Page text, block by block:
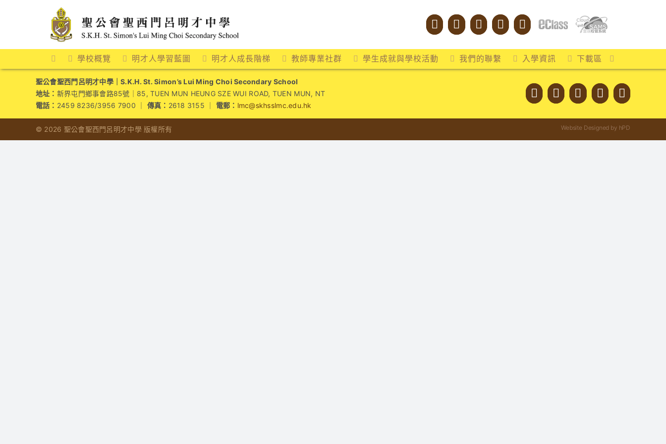
學校概覽 明才人學習藍圖 明才人成長階梯 教師專業社群 學生成就與學校活動 我們的聯繫 入學資訊 下載區
聖公會聖西門呂明才中學｜S.K.H. St. Simon’s Lui Ming Choi Secondary School
地址： 新界屯門鄉事會路85號｜85, TUEN MUN HEUNG SZE WUI ROAD, TUEN MUN, NT
電話： 2459 8236/3956 7900 ｜ 傳真： 2618 3155 ｜ 電郵： lmc@skhsslmc.edu.hk
© 2026 聖公會聖西門呂明才中學 版權所有 Website Designed by hPD